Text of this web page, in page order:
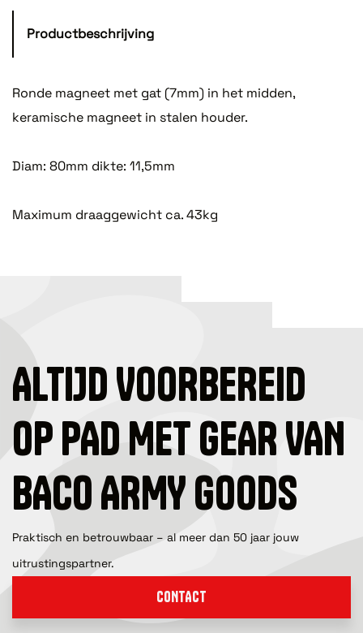
Productbeschrijving
Ronde magneet met gat (7mm) in het midden,
keramische magneet in stalen houder.
Diam: 80mm dikte: 11,5mm
Maximum draaggewicht ca. 43kg
ALTIJD VOORBEREID
OP PAD MET GEAR VAN
BACO ARMY GOODS
Praktisch en betrouwbaar – al meer dan 50 jaar jouw
uitrustingspartner.
CONTACT